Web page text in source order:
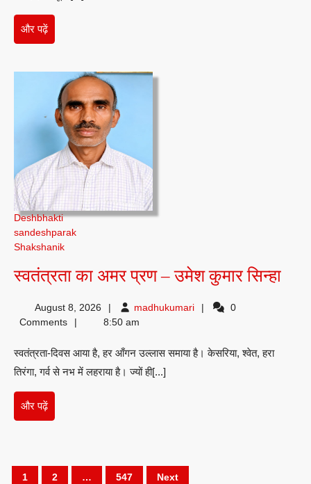
और पढ़ेंऔर
पढ़ें
Deshbhakti
sandeshparak
Shakshanik
स्वतंत्रता का अमर प्रण – उमेश कुमार सिन्हा
August 8, 2026 madhukumarimadhukumari
0
Comments
8:50 am
स्वतंत्रता-दिवस आया है, हर आँगन उल्लास समाया है। केसरिया, श्वेत, हरा
तिरंगा, गर्व से नभ में लहराया है। ज्यों ही[...]
और पढ़ेंऔर
पढ़ें
Posts
1 2 … 547 Next